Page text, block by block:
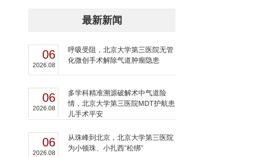
最新新闻
06
2026.08
呼吸受阻，北京大学第三医院无管
化微创手术解除气道肿瘤隐患
06
2026.08
多学科精准溯源破解术中气道险
情，北京大学第三医院MDT护航患
儿手术平安
06
2026.08
从珠峰到北京，北京大学第三医院
为小顿珠、小扎西“松绑”